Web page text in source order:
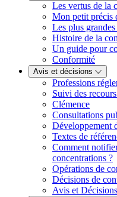
Les vertus de la
Mon petit précis
Les plus
Histoire de la
Un guide pour
Conformité
Avis et décisions
Professions
Suivi des
Clémence
Consultations
Développement
Textes de
Comment
concentrations ?
Opérations de
Décisions de
Avis et Décisions